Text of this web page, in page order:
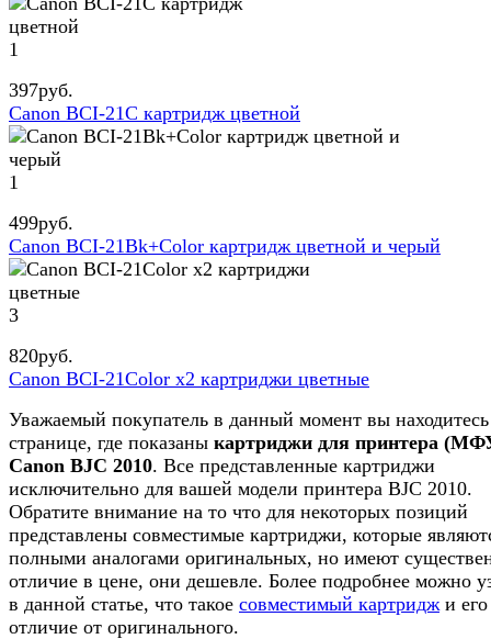
1
397руб.
Canon BCI-21C картридж цветной
1
499руб.
Canon BCI-21Bk+Color картридж цветной и черый
3
820руб.
Canon BCI-21Color x2 картриджи цветные
Уважаемый покупатель в данный момент вы
странице, где показаны картриджи для принтера
Canon BJC 2010. Все представленные картриджи
исключительно для вашей модели принтера BJC 2010.
Обратите внимание на то что для некоторых позиций
представлены совместимые картриджи, которые
полными аналогами оригинальных, но имеют
отличие в цене, они дешевле. Более подробнее можно
в данной статье, что такое совместимый картридж и его
отличие от оригинального.